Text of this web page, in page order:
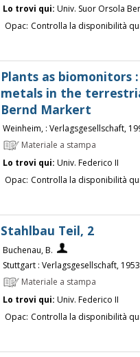
Lo trovi qui: Univ. Suor Orsola
Opac: Controlla la disponibilità
Plants as biomonitors
metals in the
Bernd Markert
Weinheim, : Verlagsgesellschaft,
Materiale a stampa
Lo trovi qui: Univ. Federico II
Opac: Controlla la disponibilità
Stahlbau Teil, 2
Buchenau, B.
Stuttgart : Verlagsgesellschaft, 1953
Materiale a stampa
Lo trovi qui: Univ. Federico II
Opac: Controlla la disponibilità